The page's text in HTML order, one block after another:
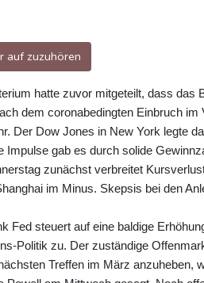
auf zuzuhören
hatte zuvor mitgeteilt, dass das
dem coronabedingten Einbruch
Der Dow Jones in New York legte
Impulse gab es durch solide
zunächst verbreitet
im Minus. Skepsis bei den
Fed steuert auf eine baldige
Politik zu. Der zuständige
Treffen im März anzuheben,